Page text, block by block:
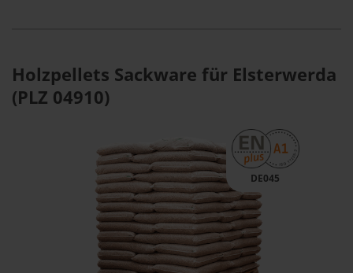
Holzpellets Sackware für Elsterwerda
(PLZ 04910)
DE045